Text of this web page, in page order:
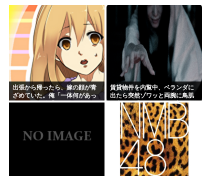
海外「日本なんて行くんじゃなかった…」 日本を知ってしま...
ちいかわ映画見てきたんやがバッドエンドすぎん？
熊本県民「俺たち逆らわねえだぁ！自民党様に従いますだぁ！...
お絵描きAIくん、読む本が決まらない、可愛い女の子も作れ...
お前らお盆の準備をしたか？国父安倍晋三が天国から帰ってく...
出張から帰ったら、嫁の顔が青
ざめていた。俺「一体何があっ
たんだ？」嫁「…」→子供たち
賃貸物件を内覧中、ベランダに
出たら突然ゾワッと両腕に鳥肌
が出た。「やっぱりこの部屋嫌
だ」と思った瞬間、体が前にド
ンッと突き飛ばされて…